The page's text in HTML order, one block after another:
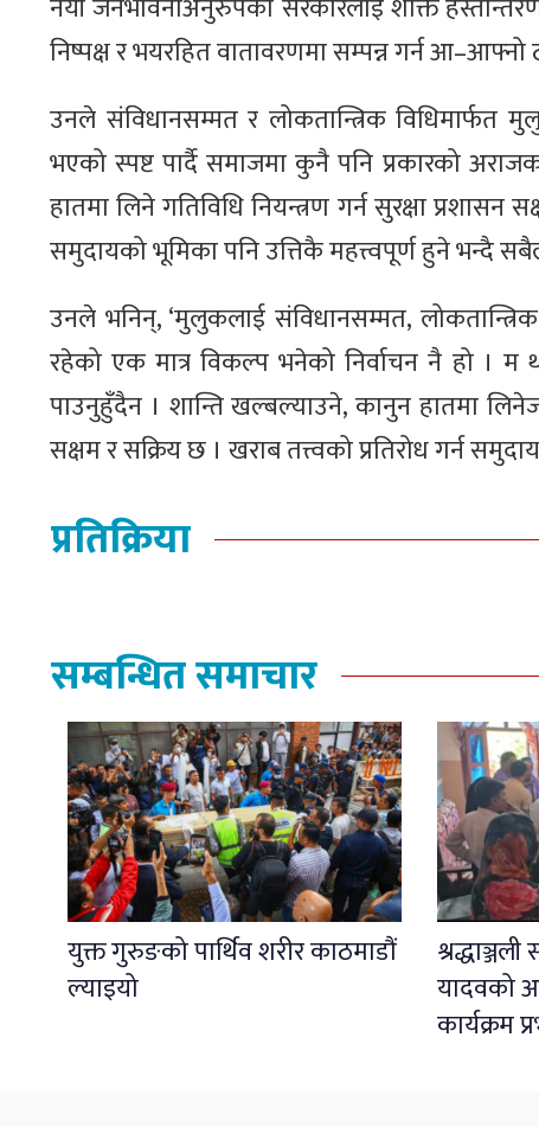
नयाँ जनभावनाअनुरुपको सरकारलाई शक्ति
निष्पक्ष र भयरहित वातावरणमा सम्पन्न गर्न
उनले संविधानसम्मत र लोकतान्त्रिक विधिमार्फत
भएको स्पष्ट पार्दै समाजमा कुनै पनि प्रकारको
हातमा लिने गतिविधि नियन्त्रण गर्न सुरक्षा
समुदायको भूमिका पनि उत्तिकै महत्त्वपूर्ण हुने भन्दै
उनले भनिन्, ‘मुलुकलाई संविधानसम्मत,
रहेको एक मात्र विकल्प भनेको निर्वाचन नै हो ।
पाउनुहुँदैन । शान्ति खल्बल्याउने, कानुन हातमा
सक्षम र सक्रिय छ । खराब तत्त्वको प्रतिरोध गर्न
प्रतिक्रिया
सम्बन्धित समाचार
युक्त गुरुङको पार्थिव शरीर काठमाडौं
ल्याइयो
यादवको
कार्यक्रम